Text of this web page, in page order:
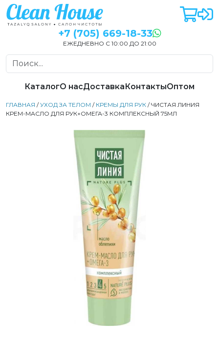
+7 (705) 669-18-33
ЕЖЕДНЕВНО С 10:00 ДО 21:00
КаталогО насДоставкаКонтактыОптом
ГЛАВНАЯ /УХОД ЗА ТЕЛОМ / КРЕМЫ ДЛЯ РУК / ЧИСТАЯ ЛИНИЯ
КРЕМ-МАСЛО ДЛЯ РУК+ОМЕГА-3 КОМПЛЕКСНЫЙ 75МЛ